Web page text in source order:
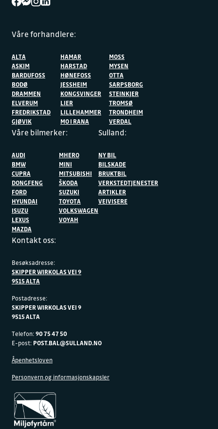
Våre forhandlere:
ALTA
ASKIM
BARDUFOSS
BODØ
DRAMMEN
ELVERUM
FREDRIKSTAD
GJØVIK
HAMAR
HARSTAD
HØNEFOSS
JESSHEIM
KONGSVINGER
LIER
LILLEHAMMER
MO I RANA
MOSS
MYSEN
OTTA
SARPSBORG
STEINKJER
TROMSØ
TRONDHEIM
VERDAL
Våre bilmerker:
AUDI
BMW
CUPRA
DONGFENG
FORD
HYUNDAI
ISUZU
LEXUS
MAZDA
MHERO
MINI
MITSUBISHI
ŠKODA
SUZUKI
TOYOTA
VOLKSWAGEN
VOYAH
Sulland:
NY BIL
BILSKADE
BRUKTBIL
VERKSTEDTJENESTER
ARTIKLER
VEIVISERE
Kontakt oss:
Besøksadresse:
SKIPPER WIRKOLAS VEI 9
9515 ALTA
Postadresse:
SKIPPER WIRKOLAS VEI 9
9515 ALTA
Telefon:90 75 47 50
E-post: POST.BAL@SULLAND.NO
Åpenhetsloven
Personvern og informasjonskapsler